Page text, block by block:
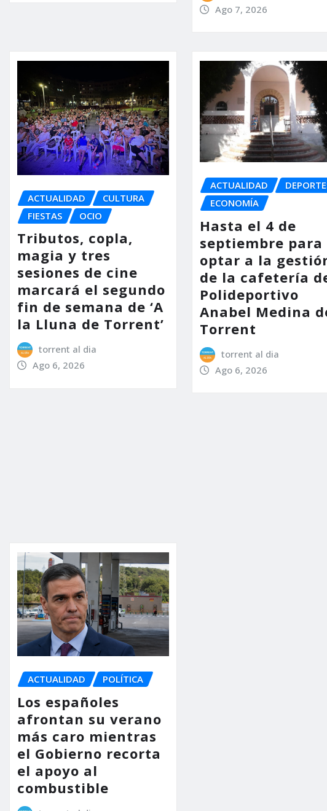
Ago 7, 2026
ACTUALIDAD
CULTURA
FIESTAS
OCIO
Tributos, copla,
magia y tres
sesiones de cine
marcará el segundo
fin de semana de ‘A
la Lluna de Torrent’
torrent al dia
Ago 6, 2026
ACTUALIDAD
ECONOMÍA
Hasta el 4 de
septiembre para
optar a la
de la cafetería
Polideportivo
Anabel Medina
Torrent
torrent al dia
Ago 6, 2026
ACTUALIDAD POLÍTICA
Los españoles
afrontan su verano
más caro mientras
el Gobierno recorta
el apoyo al
combustible